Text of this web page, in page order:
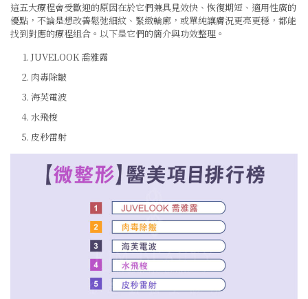
這五大療程會受歡迎的原因在於它們兼具見效快、恢復期短、適用性廣的
優點，不論是想改善鬆弛細紋、緊緻輪廓，或單純讓膚況更亮更穩，都能
找到對應的療程組合。以下是它們的簡介與功效整理。
JUVELOOK 喬雅露
肉毒除皺
海芙電波
水飛梭
皮秒雷射